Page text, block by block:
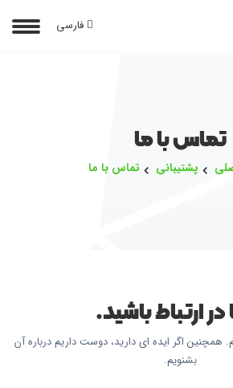
فارسی
تماس با ما
پشتیبانی تماس با ما
در ارتباط باشید.
اگر ایده ای دارید، دوست داریم درباره آن
بشنویم.